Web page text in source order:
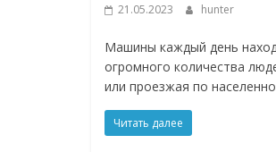
21.05.2023 hunter
Машины каждый день
огромного количества
или проезжая по
Читать далее